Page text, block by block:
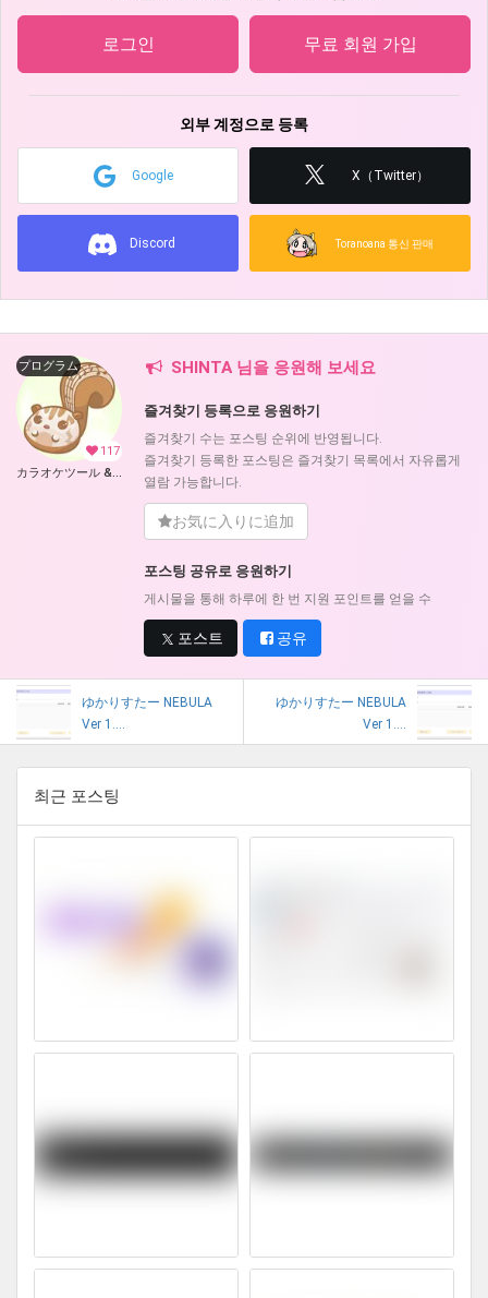
로그인 무료 회원 가입
외부 계정으로 등록
Google X（Twitter）
Discord Toranoana 통신 판매
117
プログラム
カラオケツール & UTAU 支援ツール (SHINTA)
SHINTA 님을 응원해 보세요
즐겨찾기 등록으로 응원하기
즐겨찾기 수는 포스팅 순위에 반영됩니다.
즐겨찾기 등록한 포스팅은 즐겨찾기 목록에서 자유롭게
열람 가능합니다.
お気に入りに追加
포스팅 공유로 응원하기
게시물을 통해 하루에 한 번 지원 포인트를 얻을 수
포스트 공유
ゆかりすたー NEBULA
Ver 1....
ゆかりすたー NEBULA
Ver 1....
최근 포스팅